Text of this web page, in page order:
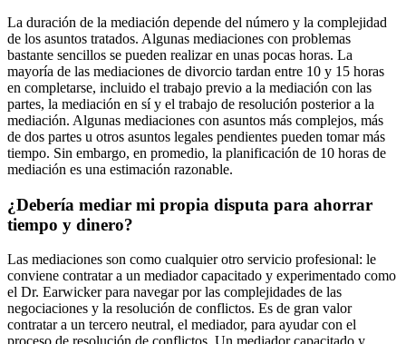
La duración de la mediación depende del número y la complejidad
de los asuntos tratados. Algunas mediaciones con problemas
bastante sencillos se pueden realizar en unas pocas horas. La
mayoría de las mediaciones de divorcio tardan entre 10 y 15 horas
en completarse, incluido el trabajo previo a la mediación con las
partes, la mediación en sí y el trabajo de resolución posterior a la
mediación. Algunas mediaciones con asuntos más complejos, más
de dos partes u otros asuntos legales pendientes pueden tomar más
tiempo. Sin embargo, en promedio, la planificación de 10 horas de
mediación es una estimación razonable.
¿Debería mediar mi propia disputa para ahorrar
tiempo y dinero?
Las mediaciones son como cualquier otro servicio profesional: le
conviene contratar a un mediador capacitado y experimentado como
el Dr. Earwicker para navegar por las complejidades de las
negociaciones y la resolución de conflictos. Es de gran valor
contratar a un tercero neutral, el mediador, para ayudar con el